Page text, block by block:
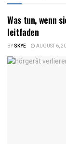
Was tun, wenn
leitfaden
BYSKYE AUGUST 6,